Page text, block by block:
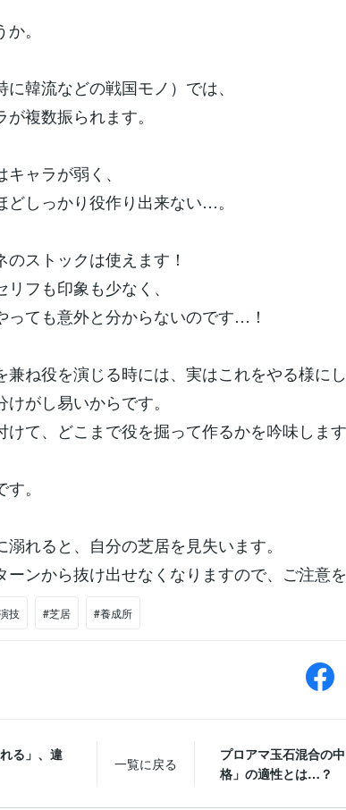
。
韓流などの戦国モノ）では、
複数振られます。
ャラが弱く、
どしっかり役作り出来ない…。
ストックは使えます！
フも印象も少なく、
っても意外と分からないのです…！
兼ね役を演じる時には、実はこれをやる様に
がし易いからです。
けて、どこまで役を掘って作るかを吟味しま
。
れると、自分の芝居を見失います。
ーンから抜け出せなくなりますので、ご注意
技 #芝居 #養成所
る」、違
一覧に戻る
プロアマ玉石混合の
格」の適性とは…？